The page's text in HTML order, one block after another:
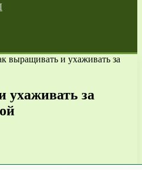
выращивать и ухаживать за
за